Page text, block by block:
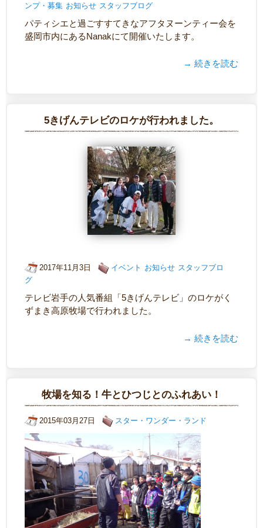
ンプ・募集 お知らせ スタッフブログ
パティシエと過ごすすてきなアフタヌーンティー会を
盛岡市内にあるNanakにて開催いたします。
→ 続きを読む
5きげんテレビのロケが行われました。
2017年11月3日 イベント お知らせ スタッフブロ
グ
テレビ岩手の人気番組「5きげんテレビ」のロケがく
ずまき高原牧場で行われました。
→ 続きを読む
牧場を知る！牛とひつじとのふれあい！
2015年03月27日 スター・ワンダー・ランド